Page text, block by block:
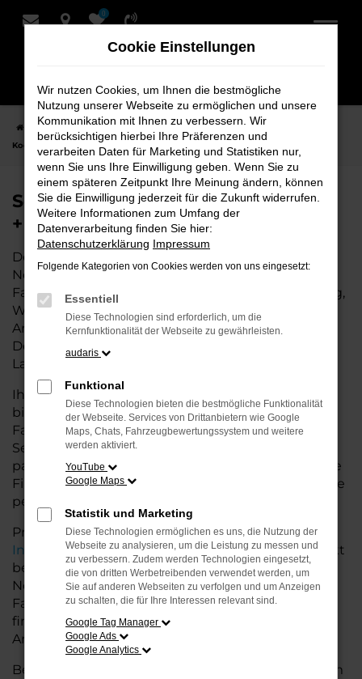
Zum
0
Startseite Nordenham Seat
Seat Arona Fahrzeuge bei Schmidt +
Koch für Nordenham
Seat Arona Fahrzeuge bei Schmidt
+ Koch für Nordenham
Der Seat Arona ist die perfekte Wahl für alle in
Nordenham, die ein zuverlässiges und modernes
Fahrzeug suchen. Ob für den täglichen Arbeitsweg,
Wochenendausflüge oder lange Reisen, der Seat
Arona bietet Komfort, Effizienz und modernes
Design, das sowohl in der Stadt als auch auf dem
Land glänzt.
Ihr Seat Autohaus in der Nähe von Nordenham
bietet Ihnen neben einer breiten Auswahl an Seat
Fahrzeugen auch umfassende Beratung und
Service. Wir unterstützen Sie bei der Auswahl des
passenden Modells und bieten maßgeschneiderte
Finanzierungslösungen sowie Leasingoptionen, die
perfekt zu Ihrem Budget und Bedarf passen.
Profitieren Sie von zusätzlichen Services wie
Inzahlungnahme,Wartung und Reparaturendirekt
bei Ihrem Seat Autohaus in der Nähe von
Nordenham. Mit unserer großen Auswahl an
Fahrzeugen und der professionellen Beratung
finden Sie bei uns das Fahrzeug, das Ihre
Ansprüche erfüllt.
Besuchen Sie uns und lassen Sie sich von unserem
Cookie Einstellungen
Wir nutzen Cookies, um Ihnen die bestmögliche
Nutzung unserer Webseite zu ermöglichen und unsere
Kommunikation mit Ihnen zu verbessern. Wir
berücksichtigen hierbei Ihre Präferenzen und
verarbeiten Daten für Marketing und Statistiken nur,
wenn Sie uns Ihre Einwilligung geben. Wenn Sie zu
einem späteren Zeitpunkt Ihre Meinung ändern, können
Sie die Einwilligung jederzeit für die Zukunft widerrufen.
Weitere Informationen zum Umfang der
Datenverarbeitung finden Sie hier:
Datenschutzerklärung Impressum
Folgende Kategorien von Cookies werden von uns eingesetzt:
Essentiell
Diese Technologien sind erforderlich, um die
Kernfunktionalität der Webseite zu gewährleisten.
audaris
Funktional
Diese Technologien bieten die bestmögliche Funktionalität
der Webseite. Services von Drittanbietern wie Google
Maps, Chats, Fahrzeugbewertungssystem und weitere
werden aktiviert.
YouTube
Google Maps
Statistik und Marketing
Diese Technologien ermöglichen es uns, die Nutzung der
Webseite zu analysieren, um die Leistung zu messen und
zu verbessern. Zudem werden Technologien eingesetzt,
die von dritten Werbetreibenden verwendet werden, um
Sie auf anderen Webseiten zu verfolgen und um Anzeigen
zu schalten, die für Ihre Interessen relevant sind.
Google Tag Manager
Google Ads
Google Analytics